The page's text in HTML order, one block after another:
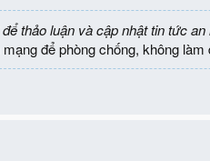
để thảo luận và cập nhật tin tức an
để phòng chống, không làm